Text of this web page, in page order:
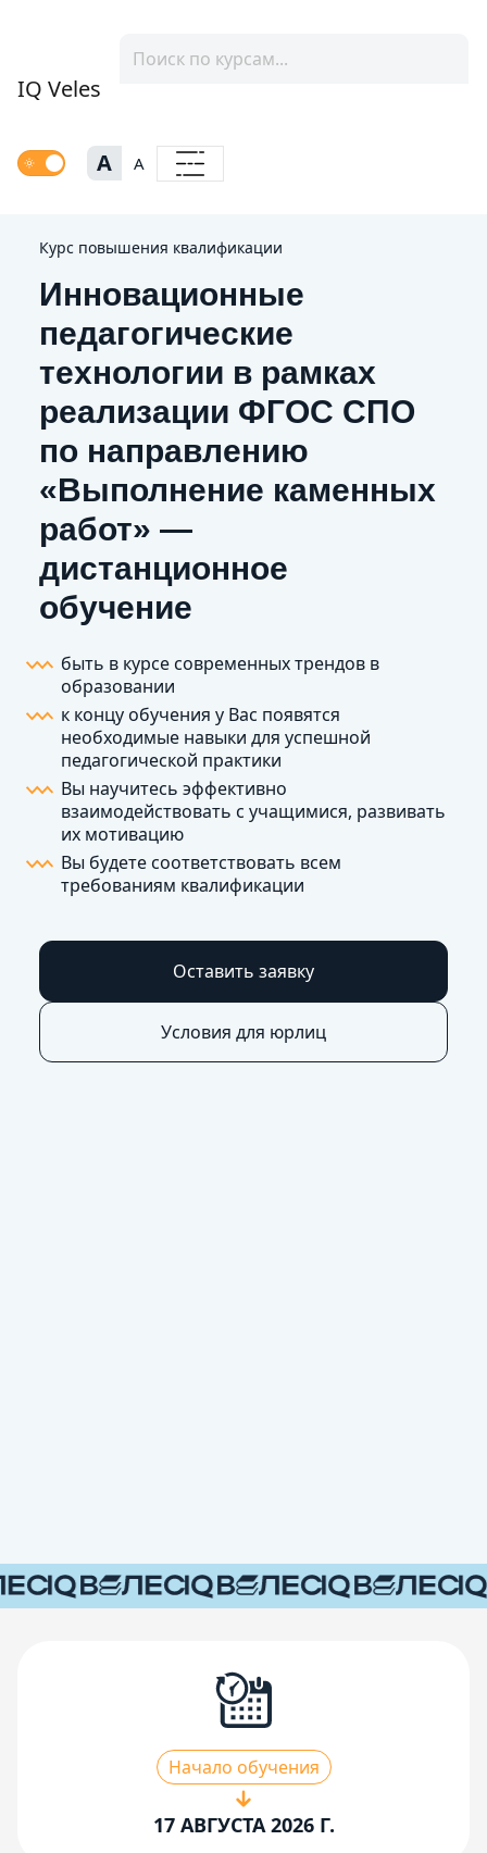
IQ Veles
A A
Курс повышения квалификации
Инновационные
педагогические
технологии в рамках
реализации ФГОС СПО
по направлению
«Выполнение каменных
работ» —
дистанционное
обучение
быть в курсе современных трендов в
образовании
к концу обучения у Вас появятся
необходимые навыки для успешной
педагогической практики
Вы научитесь эффективно
взаимодействовать с учащимися, развивать
их мотивацию
Вы будете соответствовать всем
требованиям квалификации
Оставить заявку
Условия для юрлиц
Начало обучения
17 АВГУСТА 2026 Г.